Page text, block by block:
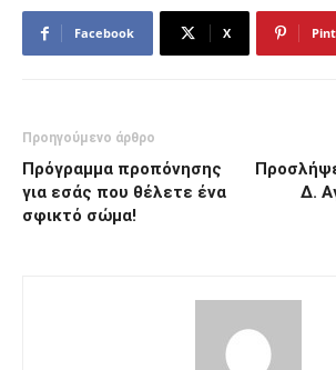
Facebook X
Προηγούμενο άρθρο
Πρόγραμμα προπόνησης
για εσάς που θέλετε ένα
σφικτό σώμα!
Δ.